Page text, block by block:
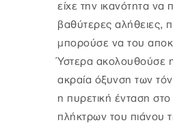
είχε την ικανότητα να
βαθύτερες αλήθειες,
μπορούσε να του
Ύστερα ακολουθούσε
ακραία όξυνση των
η πυρετική ένταση
πλήκτρων του πιάνου